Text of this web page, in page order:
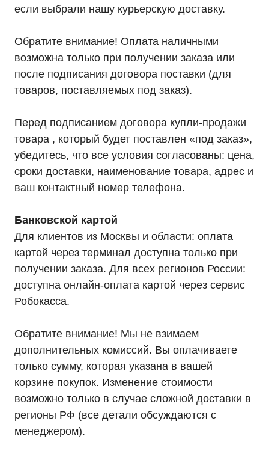
если выбрали нашу курьерскую доставку.
Обратите внимание! Оплата наличными
возможна только при получении заказа или
после подписания договора поставки (для
товаров, поставляемых под заказ).
Перед подписанием договора купли-продажи
товара , который будет поставлен «под заказ»,
убедитесь, что все условия согласованы: цена,
сроки доставки, наименование товара, адрес и
ваш контактный номер телефона.
Банковской картой
Для клиентов из Москвы и области: оплата
картой через терминал доступна только при
получении заказа. Для всех регионов России:
доступна онлайн-оплата картой через сервис
Робокасса.
Обратите внимание! Мы не взимаем
дополнительных комиссий. Вы оплачиваете
только сумму, которая указана в вашей
корзине покупок. Изменение стоимости
возможно только в случае сложной доставки в
регионы РФ (все детали обсуждаются с
менеджером).
8 (800) 444-75-17 info@ibp-hiden.ru
Каталог
Однофазные ИБП
Трехфазные ИБП
ИБП напольные Tower